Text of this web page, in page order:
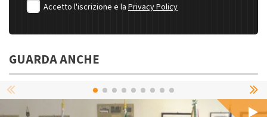
Accetto l'iscrizione e la Privacy Policy
GUARDA ANCHE